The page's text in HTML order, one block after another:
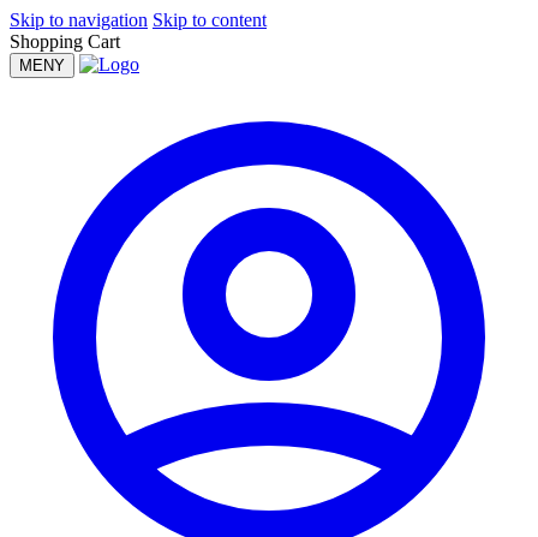
Skip to navigation Skip to content
Shopping Cart
MENY